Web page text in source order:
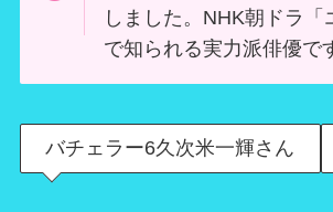
しました。NHK朝ドラ「
で知られる実力派俳優で
バチェラー6久次米一輝さん